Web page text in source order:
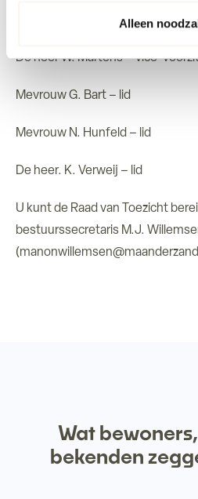
Alleen
De heer B. Bodzinga – voorzitter
De heer W. Martens – vice-
Mevrouw G. Bart – lid
Mevrouw N. Hunfeld – lid
De heer. K. Verweij – lid
U kunt de Raad van Toezicht
bestuurssecretaris M.J.
Wat
bekenden